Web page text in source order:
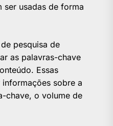
ser usadas de forma
pesquisa de
as palavras-chave
Essas
sobre a
chave, o volume de